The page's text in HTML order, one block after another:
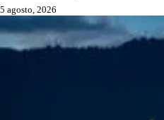
5 agosto, 2026